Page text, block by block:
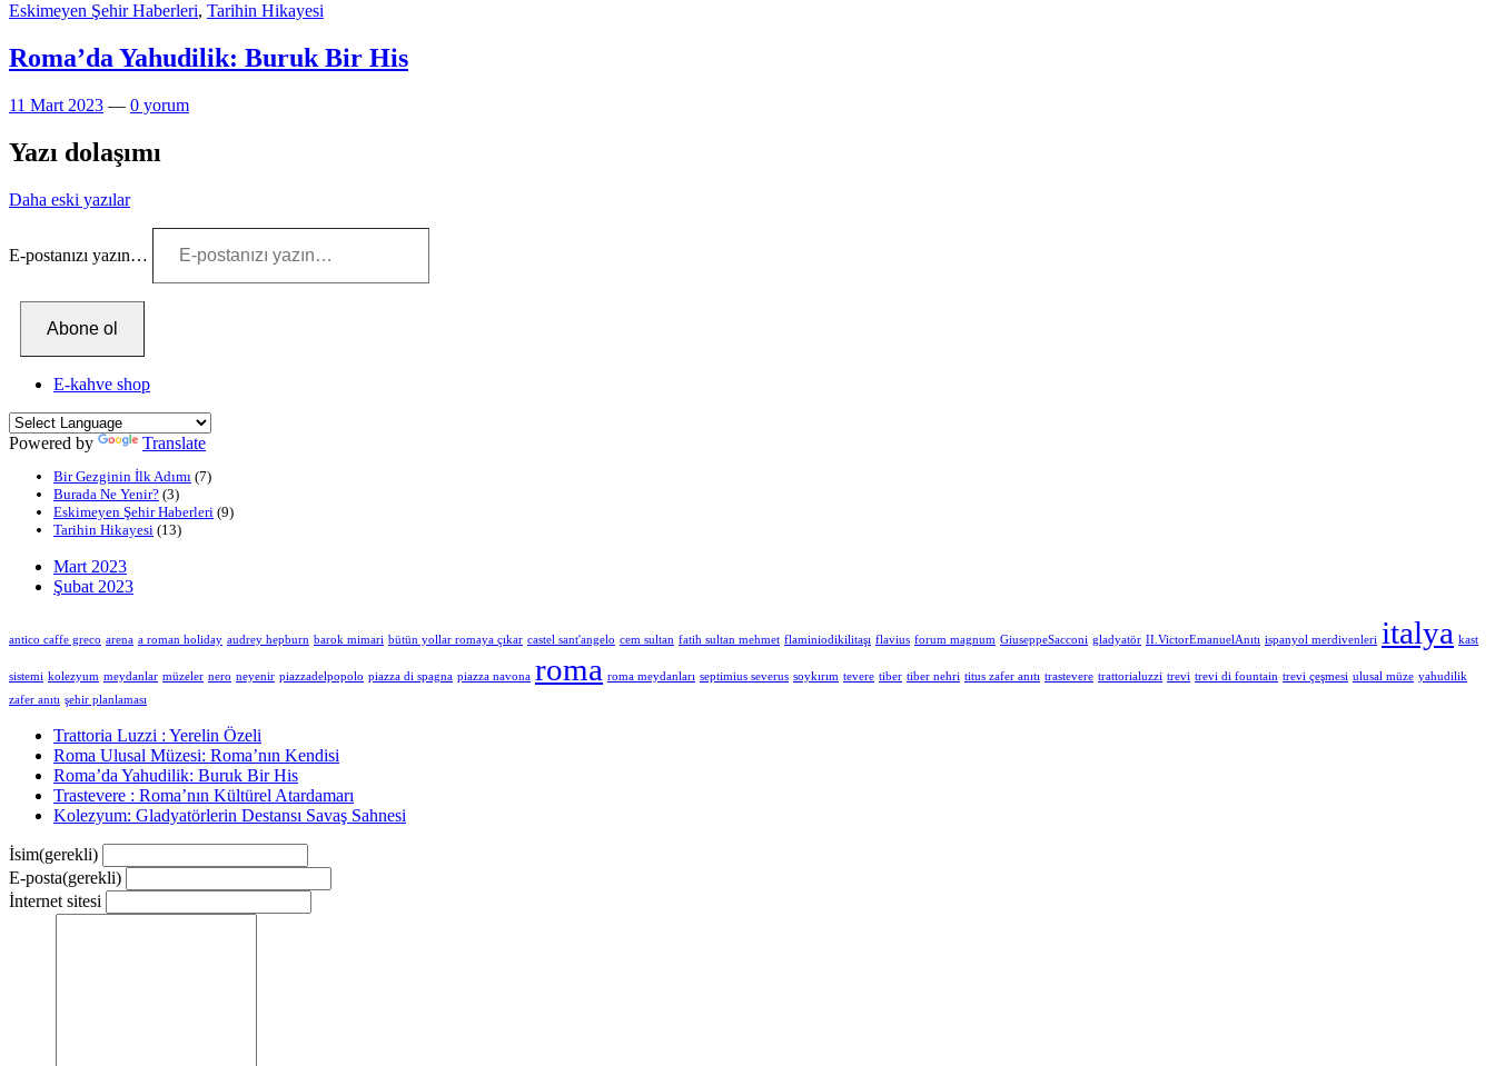
Eskimeyen Şehir Haberleri, Tarihin Hikayesi
Roma’da Yahudilik: Buruk Bir His
11 Mart 2023 — 0 yorum
Yazı dolaşımı
Daha eski yazılar
E-postanızı yazın…
Abone ol
E-kahve shop
Powered by Translate
Bir Gezginin İlk Adımı (7)
Burada Ne Yenir? (3)
Eskimeyen Şehir Haberleri (9)
Tarihin Hikayesi (13)
Mart 2023
Şubat 2023
antico caffe greco arena a roman holiday audrey hepburn barok mimari bütün yollar romaya çıkar castel sant'angelo cem sultan fatih sultan mehmet flaminiodikilitaşı flavius forum magnum GiuseppeSacconi gladyatör II.VictorEmanuelAnıtı ispanyol merdivenleri italya kast
sistemi kolezyum meydanlar müzeler nero neyenir piazzadelpopolo piazza di spagna piazza navona roma roma meydanları septimius severus soykırım tevere tiber tiber nehri titus zafer anıtı trastevere trattorialuzzi trevi trevi di fountain trevi çeşmesi ulusal müze yahudilik
zafer anıtı şehir planlaması
Trattoria Luzzi : Yerelin Özeli
Roma Ulusal Müzesi: Roma’nın Kendisi
Roma’da Yahudilik: Buruk Bir His
Trastevere : Roma’nın Kültürel Atardamarı
Kolezyum: Gladyatörlerin Destansı Savaş Sahnesi
İsim(gerekli)
E-posta(gerekli)
İnternet sitesi